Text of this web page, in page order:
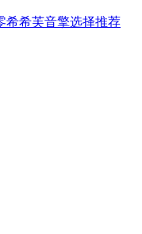
希希芙音擎选择推荐